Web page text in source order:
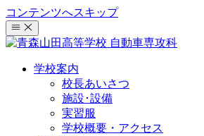
コンテンツへスキップ
学校案内
校長あいさつ
施設･設備
実習服
学校概要・アクセス